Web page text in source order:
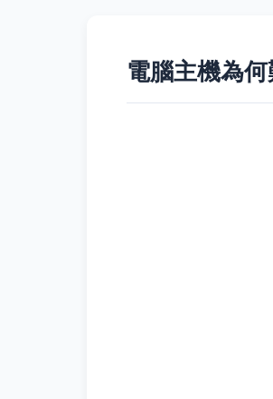
電腦主機為